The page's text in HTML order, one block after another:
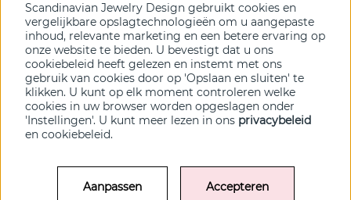
VERZENDEN
Scandinavian Jewelry Design gebruikt cookies en
vergelijkbare opslagtechnologieën om u aangepaste
inhoud, relevante marketing en een betere ervaring op
onze website te bieden. U bevestigt dat u ons
cookiebeleid heeft gelezen en instemt met ons
gebruik van cookies door op 'Opslaan en sluiten' te
klikken. U kunt op elk moment controleren welke
cookies in uw browser worden opgeslagen onder
'Instellingen'. U kunt meer lezen in ons privacybeleid
en cookiebeleid.
Aanpassen Accepteren